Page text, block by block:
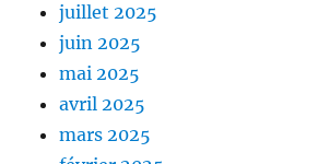
juillet 2025
juin 2025
mai 2025
avril 2025
mars 2025